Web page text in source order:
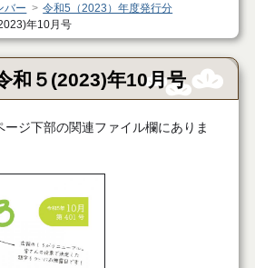
バー
令和5（2023）年度発行分
年10月号
５(2023)年10月号
ージ下部の関連ファイル欄にありま